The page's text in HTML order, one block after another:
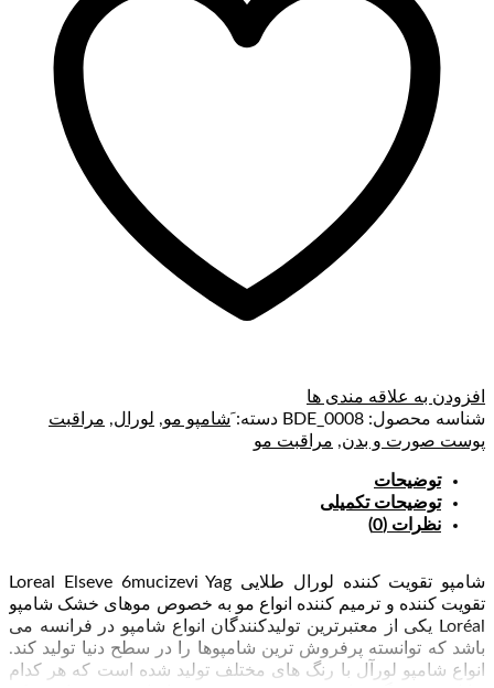
افزودن به علاقه مندی ها
شناسه محصول: BDE_0008 دسته:َشامپو مو, لورال, مراقبت
پوست صورت و بدن, مراقبت مو
توضیحات
توضیحات تکمیلی
نظرات (0)
شامپو تقویت کننده لورال طلایی Loreal Elseve 6mucizevi Yag
تقویت کننده و ترمیم کننده انواع مو به خصوص موهای خشک شامپو
Loréal یکی از معتبرترین تولیدکنندگان انواع شامپو در فرانسه می
باشد که توانسته پرفروش ترین شامپوها را در سطح دنیا تولید کند.
انواع شامپو لورآل با رنگ های مختلف تولید شده است که هر کدام